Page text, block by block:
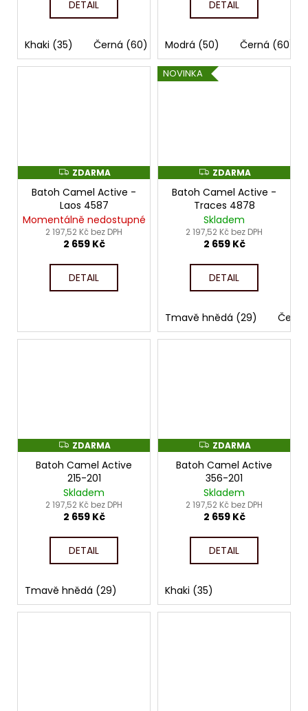
DETAIL
Khaki (35) Černá (60)
DETAIL
Modrá (50) Černá (60)
Z
D
A
M
A
ZDARMA
Batoh Camel Active -
Laos 4587
Momentálně nedostupné
2 197,52 Kč bez DPH
2 659 Kč
DETAIL
NOVINKA
Z
D
A
M
A
ZDARMA
Batoh Camel Active -
Traces 4878
Skladem
2 197,52 Kč bez DPH
2 659 Kč
DETAIL
Tmavě hnědá (29)
Z
D
A
R
M
A
ZDARMA
Batoh Camel Active
215-201
Skladem
2 197,52 Kč bez DPH
2 659 Kč
DETAIL
Tmavě hnědá (29)
Z
D
A
R
M
A
ZDARMA
Batoh Camel Active
356-201
Skladem
2 197,52 Kč bez DPH
2 659 Kč
DETAIL
Khaki (35)